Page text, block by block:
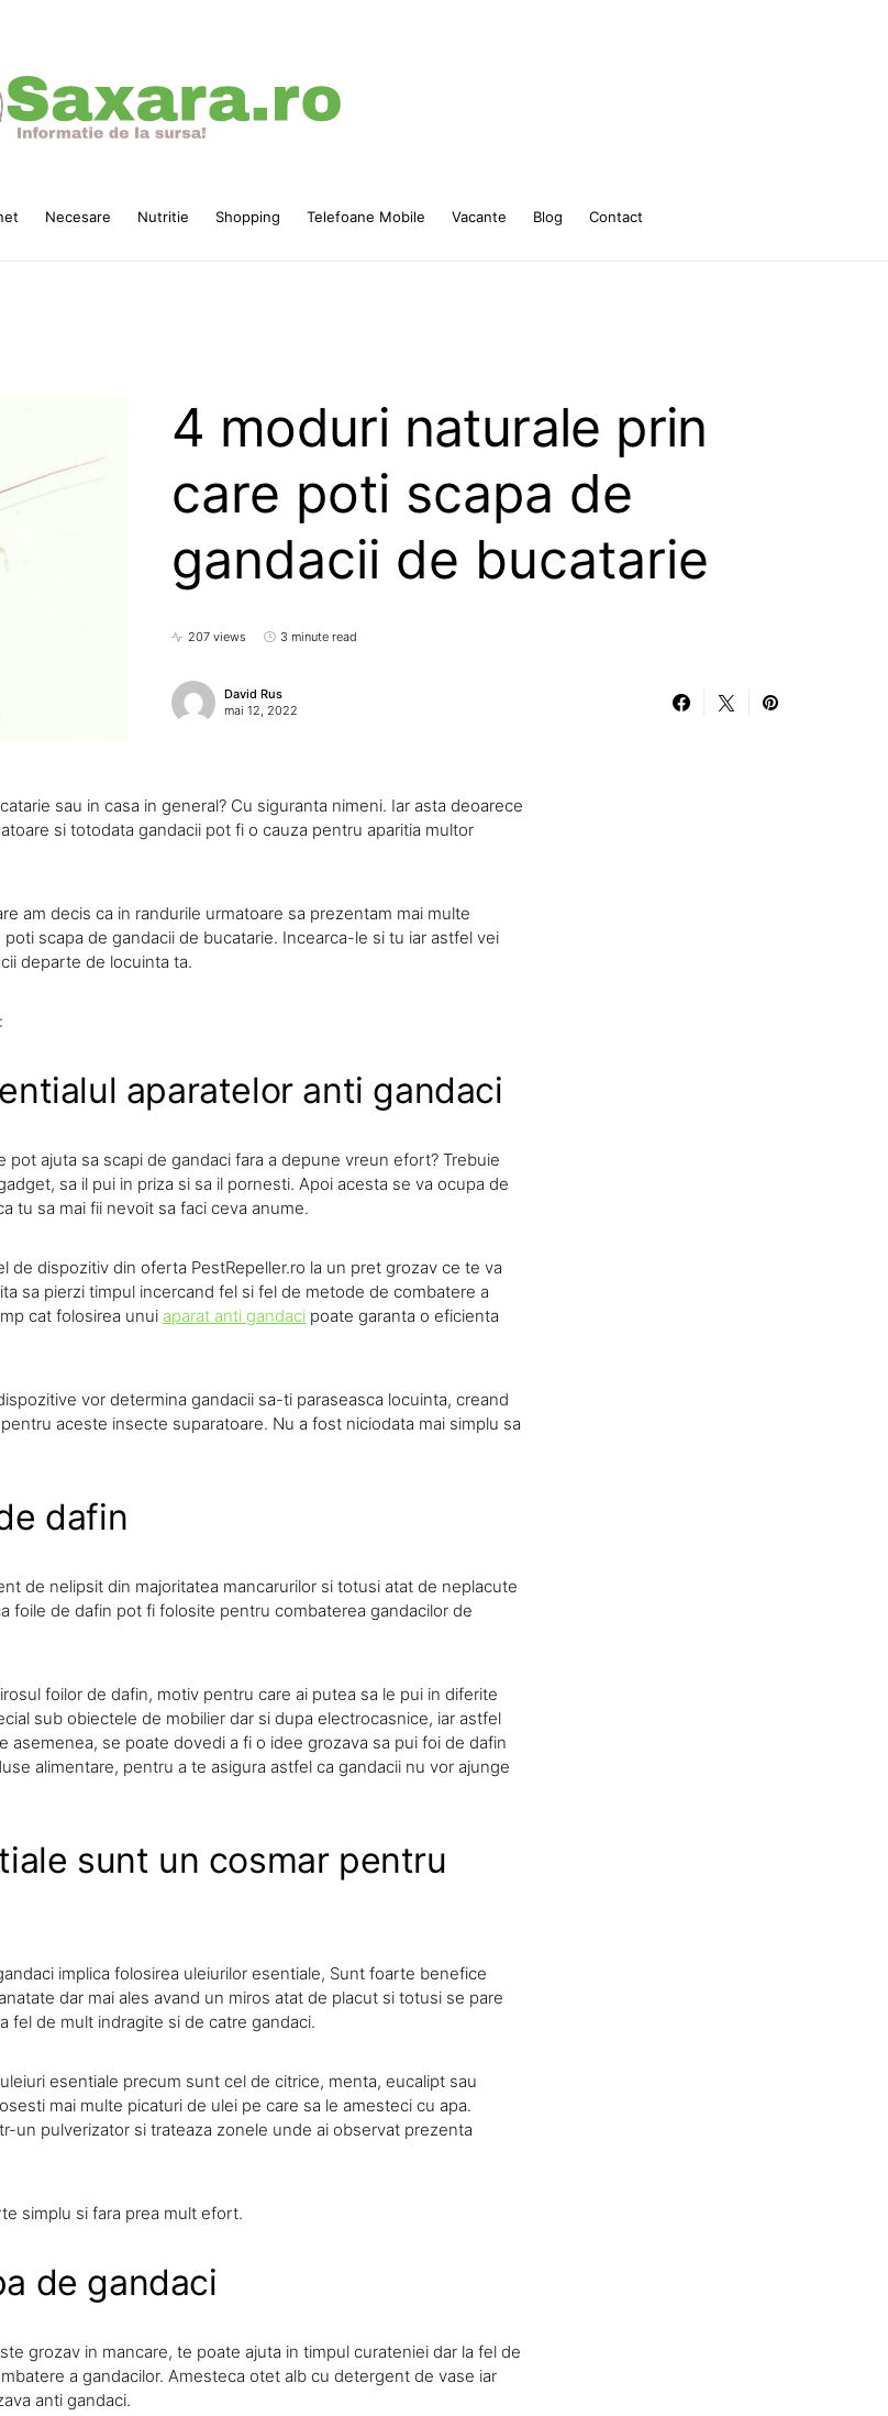
Necesare Nutritie Shopping Telefoane Mobile Vacante Blog Contact
4 moduri naturale prin
care poti scapa de
gandacii de bucatarie
207 views 3 minute read
David Rus
mai 12, 2022
sau in casa in general? Cu siguranta nimeni. Iar asta deoarece
si totodata gandacii pot fi o cauza pentru aparitia multor
am decis ca in randurile urmatoare sa prezentam mai multe
scapa de gandacii de bucatarie. Incearca-le si tu iar astfel vei
departe de locuinta ta.
aparatelor anti gandaci
pot ajuta sa scapi de gandaci fara a depune vreun efort? Trebuie
sa il pui in priza si sa il pornesti. Apoi acesta se va ocupa de
tu sa mai fii nevoit sa faci ceva anume.
de dispozitiv din oferta PestRepeller.ro la un pret grozav ce te va
sa pierzi timpul incercand fel si fel de metode de combatere a
cat folosirea unui aparat anti gandaci poate garanta o eficienta
vor determina gandacii sa-ti paraseasca locuinta, creand
aceste insecte suparatoare. Nu a fost niciodata mai simplu sa
dafin
de nelipsit din majoritatea mancarurilor si totusi atat de neplacute
foile de dafin pot fi folosite pentru combaterea gandacilor de
foilor de dafin, motiv pentru care ai putea sa le pui in diferite
sub obiectele de mobilier dar si dupa electrocasnice, iar astfel
asemenea, se poate dovedi a fi o idee grozava sa pui foi de dafin
alimentare, pentru a te asigura astfel ca gandacii nu vor ajunge
sunt un cosmar pentru
implica folosirea uleiurilor esentiale, Sunt foarte benefice
dar mai ales avand un miros atat de placut si totusi se pare
fel de mult indragite si de catre gandaci.
esentiale precum sunt cel de citrice, menta, eucalipt sau
mai multe picaturi de ulei pe care sa le amesteci cu apa.
un pulverizator si trateaza zonele unde ai observat prezenta
simplu si fara prea mult efort.
de gandaci
grozav in mancare, te poate ajuta in timpul curateniei dar la fel de
a gandacilor. Amesteca otet alb cu detergent de vase iar
anti gandaci.